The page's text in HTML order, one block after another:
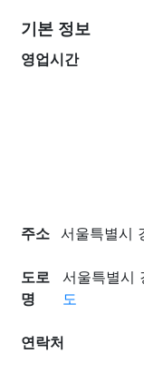
기본 정보
영업시간
주소 서울특별시
도로
명
서울특별시
도
연락처